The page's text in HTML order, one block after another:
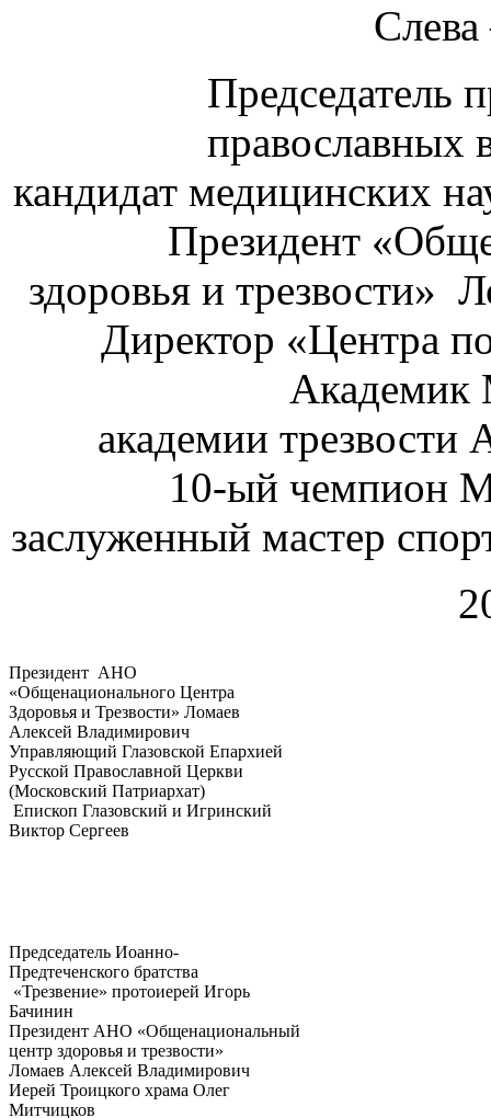
Председатель
православных
кандидат медицинских
Президент
здоровья и трезвости»
Директор «Центра
Академик
академии
10-ый чемпион
заслуженный мастер
Президент АНО
«Общенационального Центра
Здоровья и Трезвости» Ломаев
Алексей Владимирович
Управляющий Глазовской Епархией
Русской Православной Церкви
(Московский Патриархат)
Епископ Глазовский и Игринский
Виктор Сергеев
Председатель Иоанно-
Предтеченского братства
«Трезвение» протоиерей Игорь
Бачинин
Президент АНО «Общенациональный
центр здоровья и трезвости»
Ломаев Алексей Владимирович
Иерей Троицкого храма Олег
Митчицков